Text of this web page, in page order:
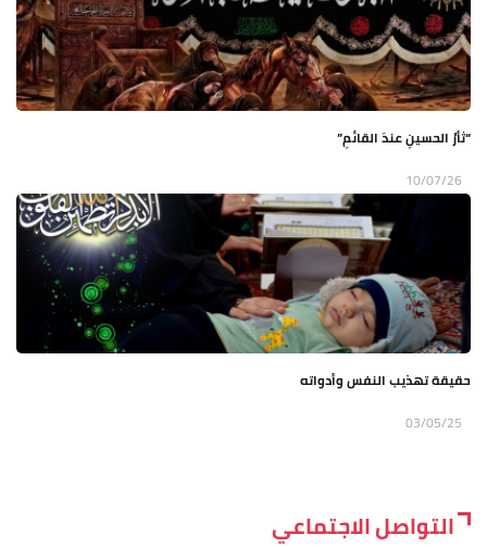
“ثأرُ الحسينِ عندَ القائمِ”
10/07/26
حقيقة تهذيب النفس وأدواته
03/05/25
التواصل الاجتماعي